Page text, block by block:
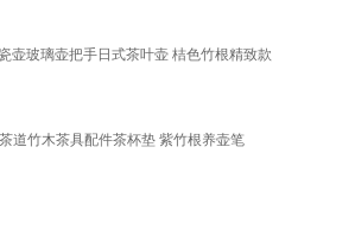
壶玻璃壶把手日式茶叶壶 桔色竹根精致款
道竹木茶具配件茶杯垫 紫竹根养壶笔